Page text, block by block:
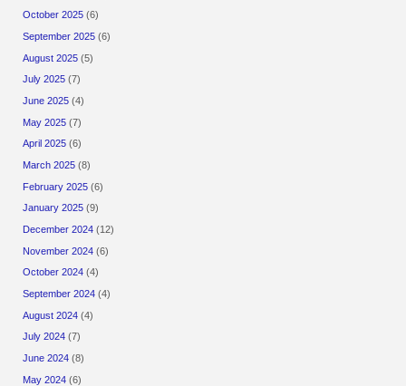
October 2025 (6)
September 2025 (6)
August 2025 (5)
July 2025 (7)
June 2025 (4)
May 2025 (7)
April 2025 (6)
March 2025 (8)
February 2025 (6)
January 2025 (9)
December 2024 (12)
November 2024 (6)
October 2024 (4)
September 2024 (4)
August 2024 (4)
July 2024 (7)
June 2024 (8)
May 2024 (6)